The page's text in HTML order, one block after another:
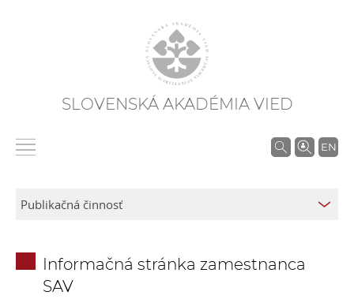
SLOVENSKÁ AKADÉMIA VIED
EN
V
á
Informačná stránka zamestnanca
SAV